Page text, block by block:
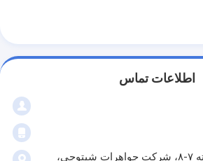
اطلاعات تماس
ساختمان‌های خودساخته ۷-۸، شرکت جواهرات شیتوجی،